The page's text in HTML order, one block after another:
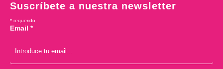
Suscríbete a nuestra newsletter
* requerido
Email *